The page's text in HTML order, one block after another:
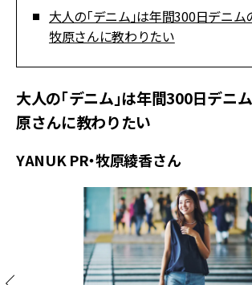
大人の「デニム」は年間300日デニ
牧原さんに教わりたい
大人の「デニム」は年間300日デニ
原さんに教わりたい
YANUK PR・牧原綾香さん